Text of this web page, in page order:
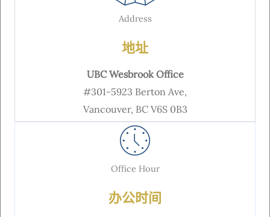
Address
地址
UBC Wesbrook Office
#301-5923 Berton Ave,
Vancouver, BC V6S 0B3
Office Hour
办公时间